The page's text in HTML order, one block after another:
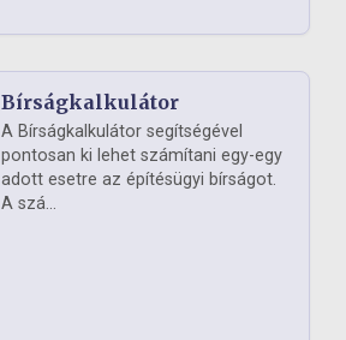
Bírságkalkulátor
A Bírságkalkulátor segítségével
pontosan ki lehet számítani egy-egy
adott esetre az építésügyi bírságot.
A szá...